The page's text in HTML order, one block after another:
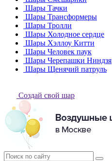
Шары Тачки
Шары Трансформеры
Шары Тролли
Шары Холодное сердце
Шары Хэллоу Китти
Шары Человек паук
Шары Черепашки Ниндзя
Шары Щенячий патруль
Создай свой шар